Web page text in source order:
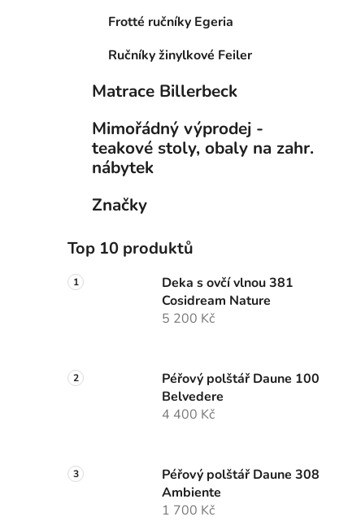
Frotté ručníky Egeria
Ručníky žinylkové Feiler
Matrace Billerbeck
Mimořádný výprodej -
teakové stoly, obaly na zahr.
nábytek
Značky
Top 10 produktů
Deka s ovčí vlnou 381
Cosidream Nature
5 200 Kč
Péřový polštář Daune 100
Belvedere
4 400 Kč
Péřový polštář Daune 308
Ambiente
1 700 Kč